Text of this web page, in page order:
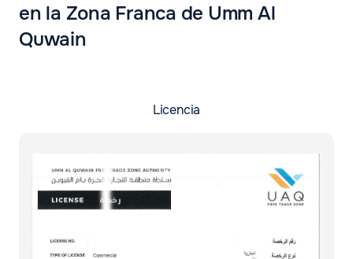
en la Zona Franca de Umm Al
Quwain
Licencia